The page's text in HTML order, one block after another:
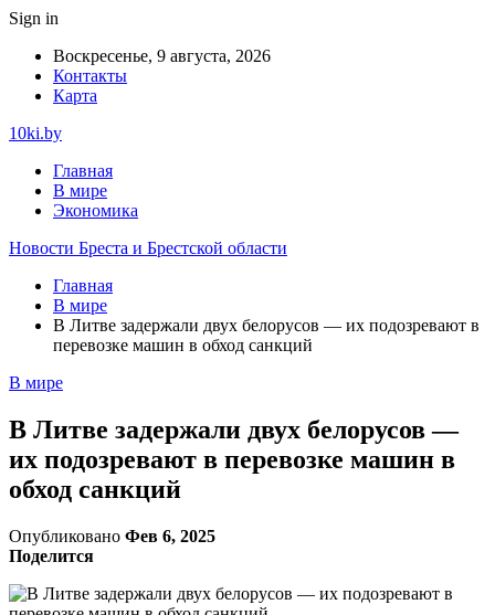
Sign in
Воскресенье, 9 августа, 2026
Контакты
Карта
10ki.by
Главная
В мире
Экономика
Новости Бреста и Брестской области
Главная
В мире
В Литве задержали двух белорусов — их подозревают в
перевозке машин в обход санкций
В мире
В Литве задержали двух белорусов —
их подозревают в перевозке машин в
обход санкций
Опубликовано Фев 6, 2025
Поделится